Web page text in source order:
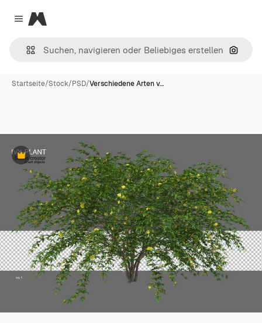
Close menu
Magnific
Nach
Startseite/Stock/PSD/Verschiedene Arten v…
Premium